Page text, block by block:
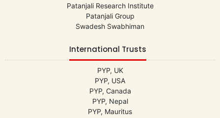
Patanjali Research Institute
Patanjali Group
Swadesh Swabhiman
International Trusts
PYP, UK
PYP, USA
PYP, Canada
PYP, Nepal
PYP, Mauritus